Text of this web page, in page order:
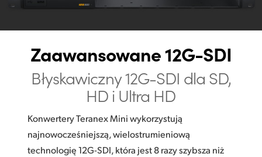
Zaawansowane 12G-SDI
Błyskawiczny 12G-SDI dla SD,
HD i Ultra HD
Konwertery Teranex Mini wykorzystują
najnowocześniejszą, wielostrumieniową
technologię 12G-SDI, która jest 8 razy szybsza niż